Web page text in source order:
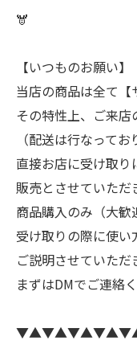
🫎
【いつものお願い】
当店の商品は全て【
その特性上、ご来
（配送は行なってお
直接お店に受け取
販売とさせていただ
商品購入のみ（大
受け取りの際に使い
ご説明させていただ
まずはDMでご連絡